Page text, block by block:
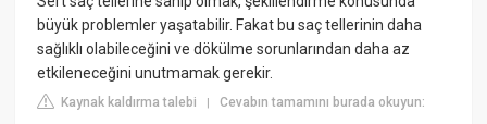
büyük problemler yaşatabilir. Fakat bu saç tellerinin daha
sağlıklı olabileceğini ve dökülme sorunlarından daha az
etkileneceğini unutmamak gerekir.
Kaynak kaldırma talebi |Cevabın tamamını burada okuyun: